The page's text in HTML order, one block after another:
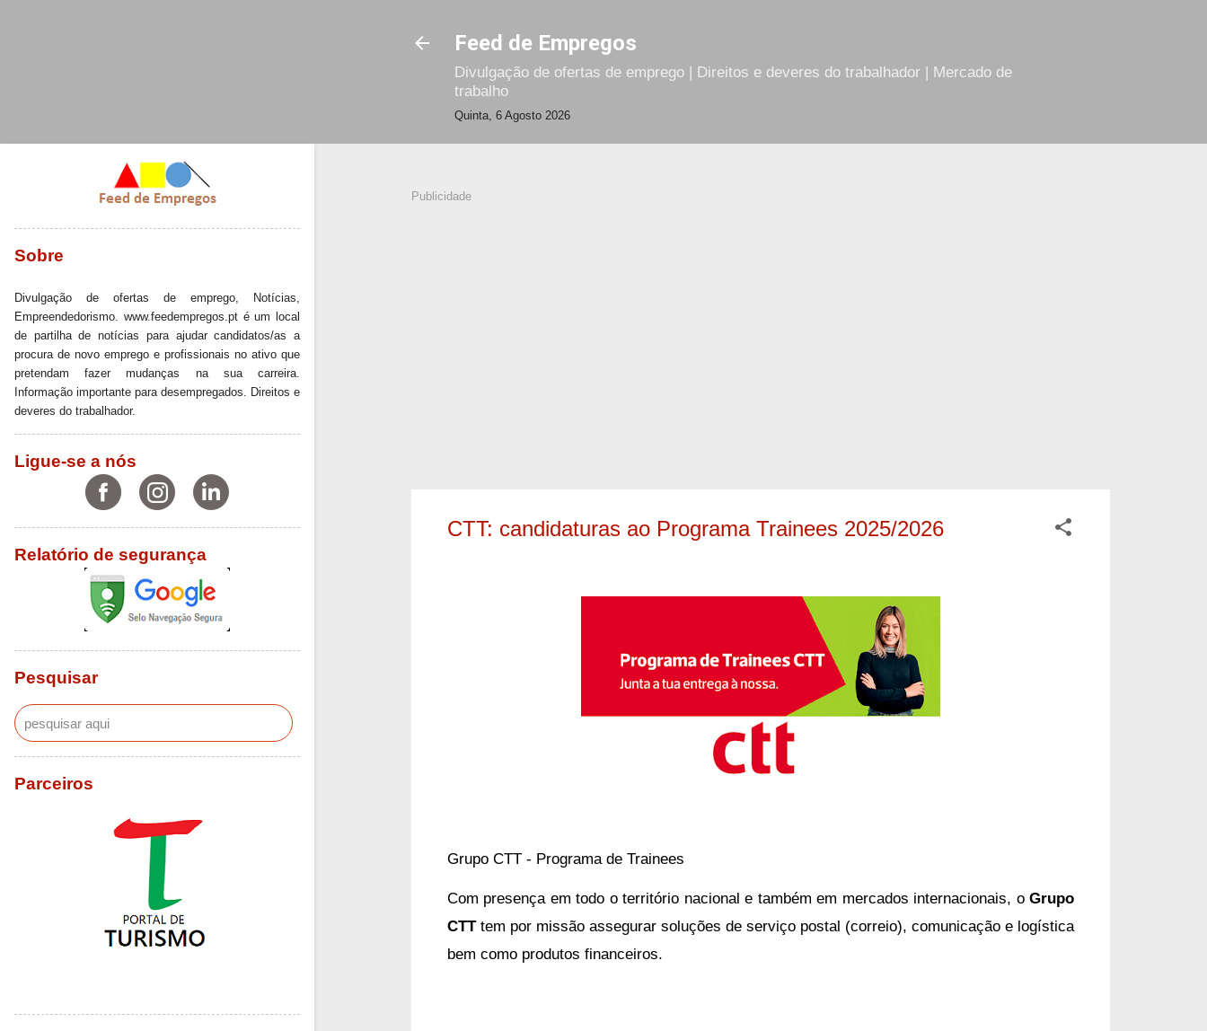
Feed de Empregos
Divulgação de ofertas de emprego | Direitos e deveres do trabalhador | Mercado de
trabalho
Quinta, 6 Agosto 2026
Publicidade
CTT: candidaturas ao Programa Trainees 2025/2026
Grupo CTT - Programa de Trainees
Com presença em todo o território nacional e também em mercados internacionais, o Grupo
CTTtem por missão assegurar soluções de serviço postal (correio), comunicação e logística
bem como produtos financeiros.
Sobre
Divulgação de ofertas de emprego, Notícias,
Empreendedorismo. www.feedempregos.pt é um local
de partilha de notícias para ajudar candidatos/as a
procura de novo emprego e profissionais no ativo que
pretendam fazer mudanças na sua carreira.
Informação importante para desempregados. Direitos e
deveres do trabalhador.
Ligue-se a nós
Relatório de segurança
Pesquisar
Parceiros